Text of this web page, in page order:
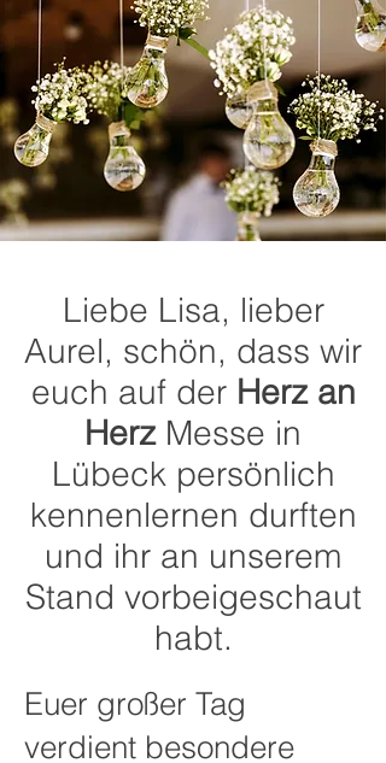
Liebe Lisa, lieber
Aurel, schön, dass wir
euch auf der Herz an
HerzMesse in
Lübeck persönlich
kennenlernen durften
und ihr an unserem
Stand vorbeigeschaut
habt.
Euer großer Tag
verdient besondere